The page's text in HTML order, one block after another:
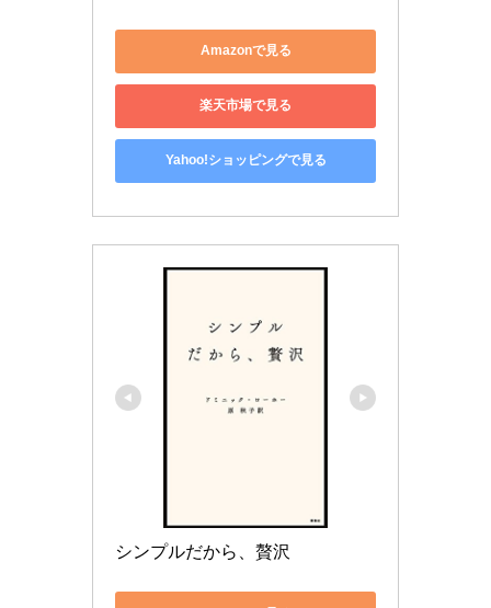
Amazonで見る
楽天市場で見る
Yahoo!ショッピングで見る
シンプルだから、贅沢